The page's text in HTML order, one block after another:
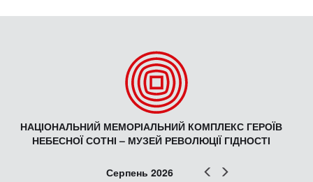
НАЦІОНАЛЬНИЙ МЕМОРІАЛЬНИЙ КОМПЛЕКС ГЕРОЇВ
НЕБЕСНОЇ СОТНІ – МУЗЕЙ РЕВОЛЮЦІЇ ГІДНОСТІ
Попер
Серпень 2026